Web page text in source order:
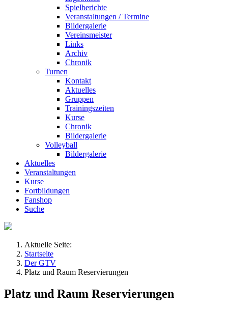
Spielberichte
Veranstaltungen / Termine
Bildergalerie
Vereinsmeister
Links
Archiv
Chronik
Turnen
Kontakt
Aktuelles
Gruppen
Trainingszeiten
Kurse
Chronik
Bildergalerie
Volleyball
Bildergalerie
Aktuelles
Veranstaltungen
Kurse
Fortbildungen
Fanshop
Suche
Aktuelle Seite:
Startseite
Der GTV
Platz und Raum Reservierungen
Platz und Raum Reservierungen